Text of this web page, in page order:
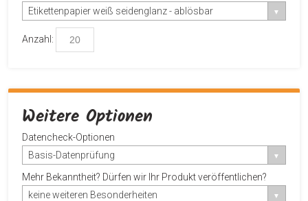
Etikettenpapier weiß seidenglanz - ablösbar
Anzahl:
Weitere Optionen
Datencheck-Optionen
Basis-Datenprüfung
Mehr Bekanntheit? Dürfen wir Ihr Produkt veröffentlichen?
keine weiteren Besonderheiten